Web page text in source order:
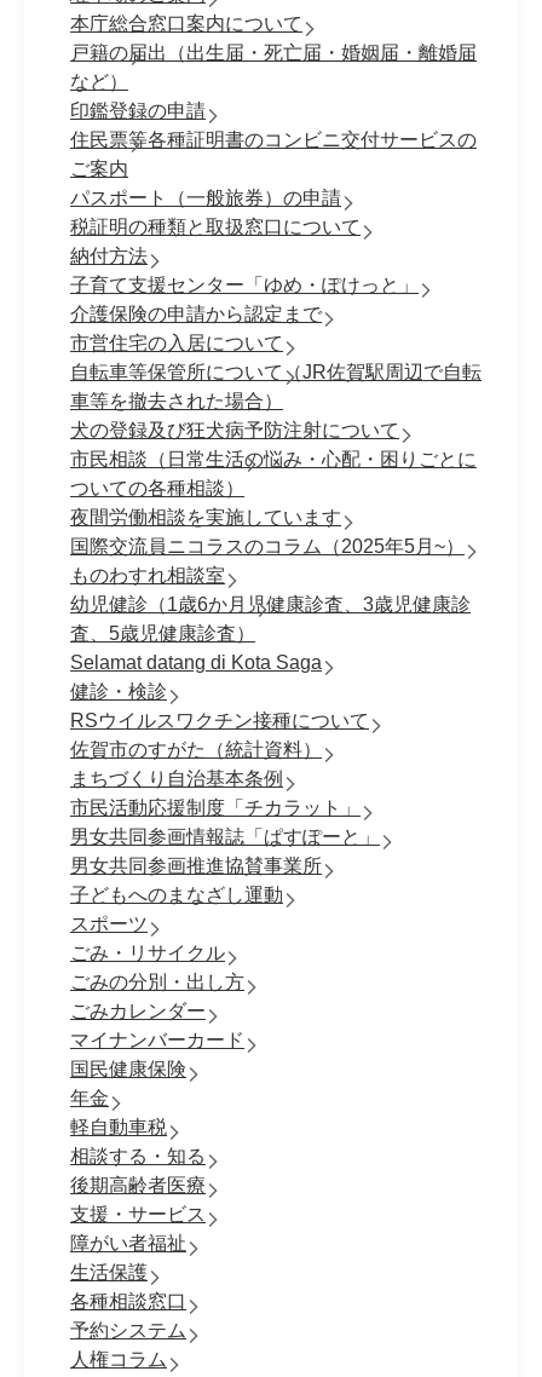
本庁総合窓口案内について
戸籍の届出（出生届・死亡届・婚姻届・離婚届
など）
印鑑登録の申請
住民票等各種証明書のコンビニ交付サービスの
ご案内
パスポート（一般旅券）の申請
税証明の種類と取扱窓口について
納付方法
子育て支援センター「ゆめ・ぽけっと」
介護保険の申請から認定まで
市営住宅の入居について
自転車等保管所について（JR佐賀駅周辺で自転
車等を撤去された場合）
犬の登録及び狂犬病予防注射について
市民相談（日常生活の悩み・心配・困りごとに
ついての各種相談）
夜間労働相談を実施しています
国際交流員ニコラスのコラム（2025年5月~）
ものわすれ相談室
幼児健診（1歳6か月児健康診査、3歳児健康診
査、5歳児健康診査）
Selamat datang di Kota Saga
健診・検診
RSウイルスワクチン接種について
佐賀市のすがた（統計資料）
まちづくり自治基本条例
市民活動応援制度「チカラット」
男女共同参画情報誌「ぱすぽーと」
男女共同参画推進協賛事業所
子どもへのまなざし運動
スポーツ
ごみ・リサイクル
ごみの分別・出し方
ごみカレンダー
マイナンバーカード
国民健康保険
年金
軽自動車税
相談する・知る
後期高齢者医療
支援・サービス
障がい者福祉
生活保護
各種相談窓口
予約システム
人権コラム